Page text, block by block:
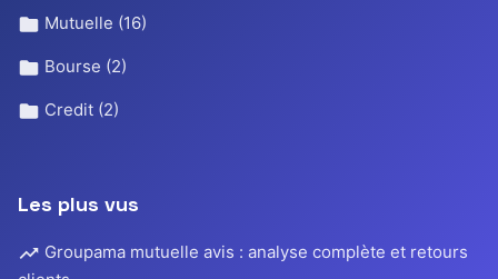
Mutuelle (16)
Bourse (2)
Credit (2)
Les plus vus
Groupama mutuelle avis : analyse complète et retours